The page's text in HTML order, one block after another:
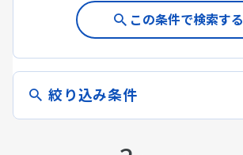
この条件で検索する
絞り込み条件